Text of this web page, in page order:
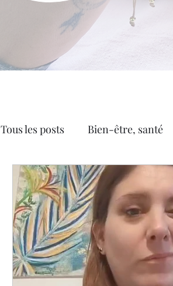
Tous les posts Bien-être, santé